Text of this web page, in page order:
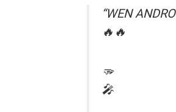
“WEN
🔥🔥
🫳
🎤